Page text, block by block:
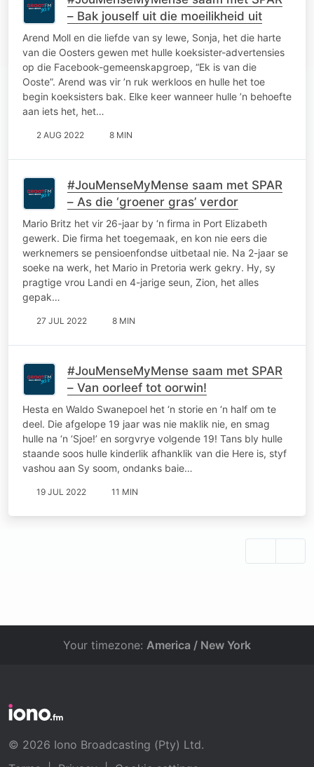
– Bak jouself uit die moeilikheid uit
Arend Moll en die liefde van sy lewe, Sonja, het die harte
van die Oosters gewen met hulle koeksister-advertensies
op die Facebook-gemeenskapgroep, “Ek is van die
Ooste”. Arend was vir ’n ruk werkloos en hulle het toe
begin koeksisters bak. Elke keer wanneer hulle ’n behoefte
aan iets het, het…
2 AUG 2022 8 MIN
#JouMenseMyMense saam met SPAR
– As die ‘groener gras’ verdor
Mario Britz het vir 26-jaar by ‘n firma in Port Elizabeth
gewerk. Die firma het toegemaak, en kon nie eers die
werknemers se pensioenfondse uitbetaal nie. Na 2-jaar se
soeke na werk, het Mario in Pretoria werk gekry. Hy, sy
pragtige vrou Landi en 4-jarige seun, Zion, het alles
gepak…
27 JUL 2022 8 MIN
#JouMenseMyMense saam met SPAR
– Van oorleef tot oorwin!
Hesta en Waldo Swanepoel het ‘n storie en ‘n half om te
deel. Die afgelope 19 jaar was nie maklik nie, en smag
hulle na ‘n ‘Sjoe!’ en sorgvrye volgende 19! Tans bly hulle
staande soos hulle kinderlik afhanklik van die Here is, styf
vashou aan Sy soom, ondanks baie…
19 JUL 2022 11 MIN
Your timezone: America / New York
© 2026 Iono Broadcasting (Pty) Ltd.